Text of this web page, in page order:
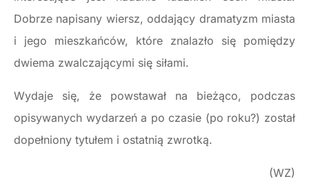
Dobrze napisany wiersz, oddający dramatyzm miasta
i jego mieszkańców, które znalazło się pomiędzy
dwiema zwalczającymi się siłami.
Wydaje się, że powstawał na bieżąco, podczas
opisywanych wydarzeń a po czasie (po roku?) został
dopełniony tytułem i ostatnią zwrotką.
(WZ)